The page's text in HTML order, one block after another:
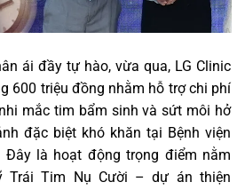
ái đầy tự hào, vừa qua, LG Clinic
600 triệu đồng nhằm hỗ trợ chi phí
mắc tim bẩm sinh và sứt môi hở
đặc biệt khó khăn tại Bệnh viện
Đây là hoạt động trọng điểm nằm
Trái Tim Nụ Cười – dự án thiện